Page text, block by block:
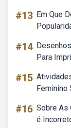
#13 Em Que
#14
Para
#15
Feminino
#16 Sobre As
é